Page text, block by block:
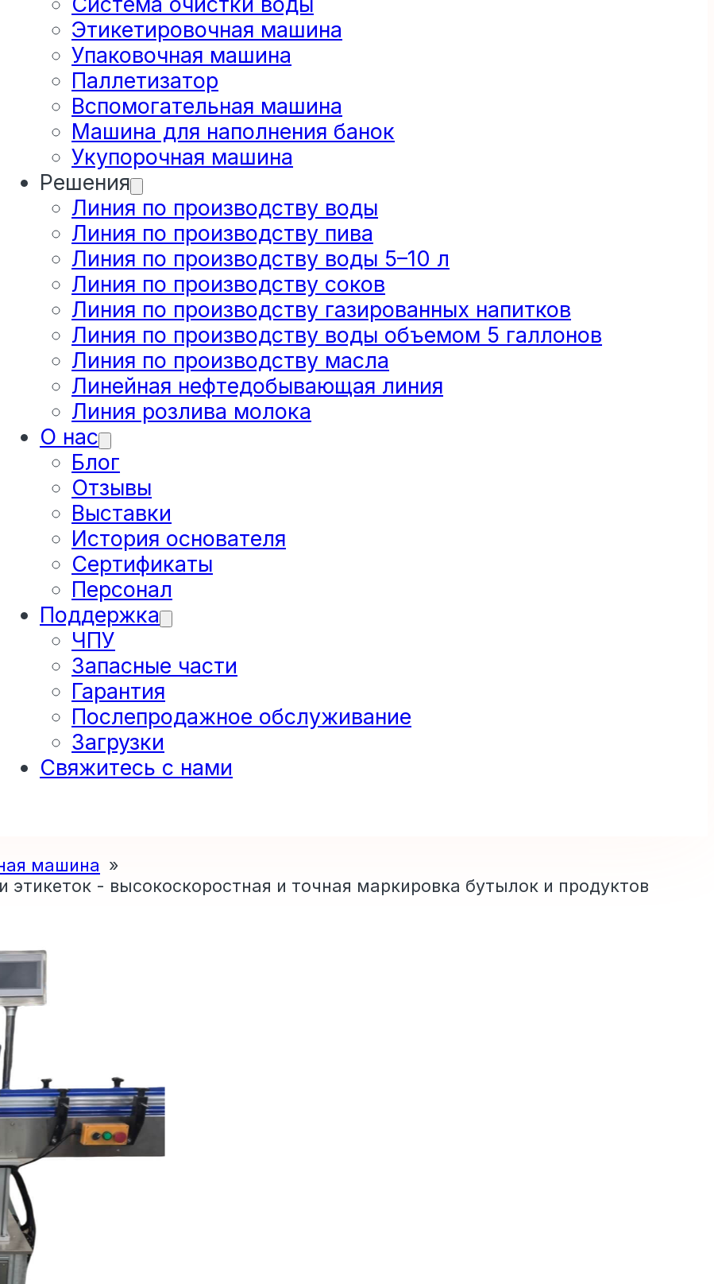
Этикетировочная машина
Упаковочная машина
Паллетизатор
Вспомогательная машина
Машина для наполнения банок
Укупорочная машина
Решения
Линия по производству воды
Линия по производству пива
Линия по производству воды 5–10 л
Линия по производству соков
Линия по производству газированных напитков
Линия по производству воды объемом 5 галлонов
Линия по производству масла
Линейная нефтедобывающая линия
Линия розлива молока
О нас
Блог
Отзывы
Выставки
История основателя
Сертификаты
Персонал
Поддержка
ЧПУ
Запасные части
Гарантия
Послепродажное обслуживание
Загрузки
Свяжитесь с нами
машина
- высокоскоростная и точная маркировка бутылок и продуктов